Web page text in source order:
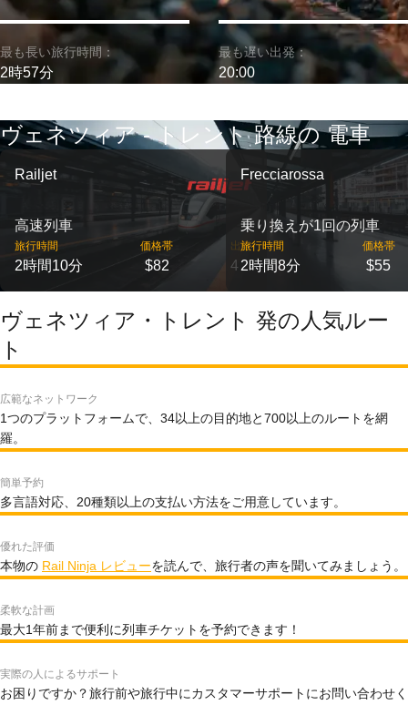
最も長い旅行時間：
2時57分
最も遅い出発：
20:00
ヴェネツィア - トレント 路線の 電車
Railjet
高速列車
旅行時間
2時間10分
価格帯
$82
出発
4
Frecciarossa
乗り換えが1回の列車
旅行時間
2時間8分
価格帯
$55
ヴェネツィア・トレント 発の人気ルー
ト
広範なネットワーク
1つのプラットフォームで、34以上の目的地と700以上のルートを網
羅。
簡単予約
多言語対応、20種類以上の支払い方法をご用意しています。
優れた評価
本物の Rail Ninja レビューを読んで、旅行者の声を聞いてみましょう。
柔軟な計画
最大1年前まで便利に列車チケットを予約できます！
実際の人によるサポート
お困りですか？旅行前や旅行中にカスタマーサポートにお問い合わせく